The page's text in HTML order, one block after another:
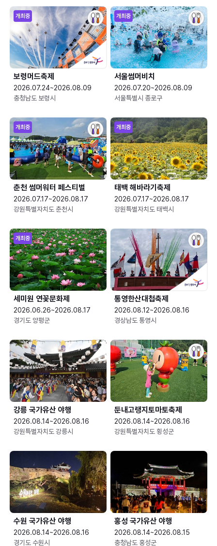
개최중
보령머드축제
2026.07.24~2026.08.09
충청남도 보령시
개최중
서울썸머비치
2026.07.20~2026.08.09
서울특별시 종로구
개최중
춘천 썸머워터 페스티벌
2026.07.17~2026.08.17
강원특별자치도 춘천시
개최중
태백 해바라기축제
2026.07.17~2026.08.17
강원특별자치도 태백시
개최중
세미원 연꽃문화제
2026.06.26~2026.08.17
경기도 양평군
통영한산대첩축제
2026.08.12~2026.08.16
경상남도 통영시
강릉 국가유산 야행
2026.08.14~2026.08.16
강원특별자치도 강릉시
둔내고랭지토마토축제
2026.08.14~2026.08.16
강원특별자치도 횡성군
수원 국가유산 야행
2026.08.14~2026.08.16
경기도 수원시
홍성 국가유산 야행
2026.08.14~2026.08.15
충청남도 홍성군